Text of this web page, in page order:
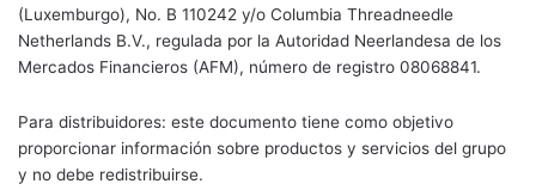
(Luxemburgo), No. B 110242 y/o Columbia Threadneedle
Netherlands B.V., regulada por la Autoridad Neerlandesa de los
Mercados Financieros (AFM), número de registro 08068841.
Para distribuidores: este documento tiene como objetivo
proporcionar información sobre productos y servicios del grupo
y no debe redistribuirse.